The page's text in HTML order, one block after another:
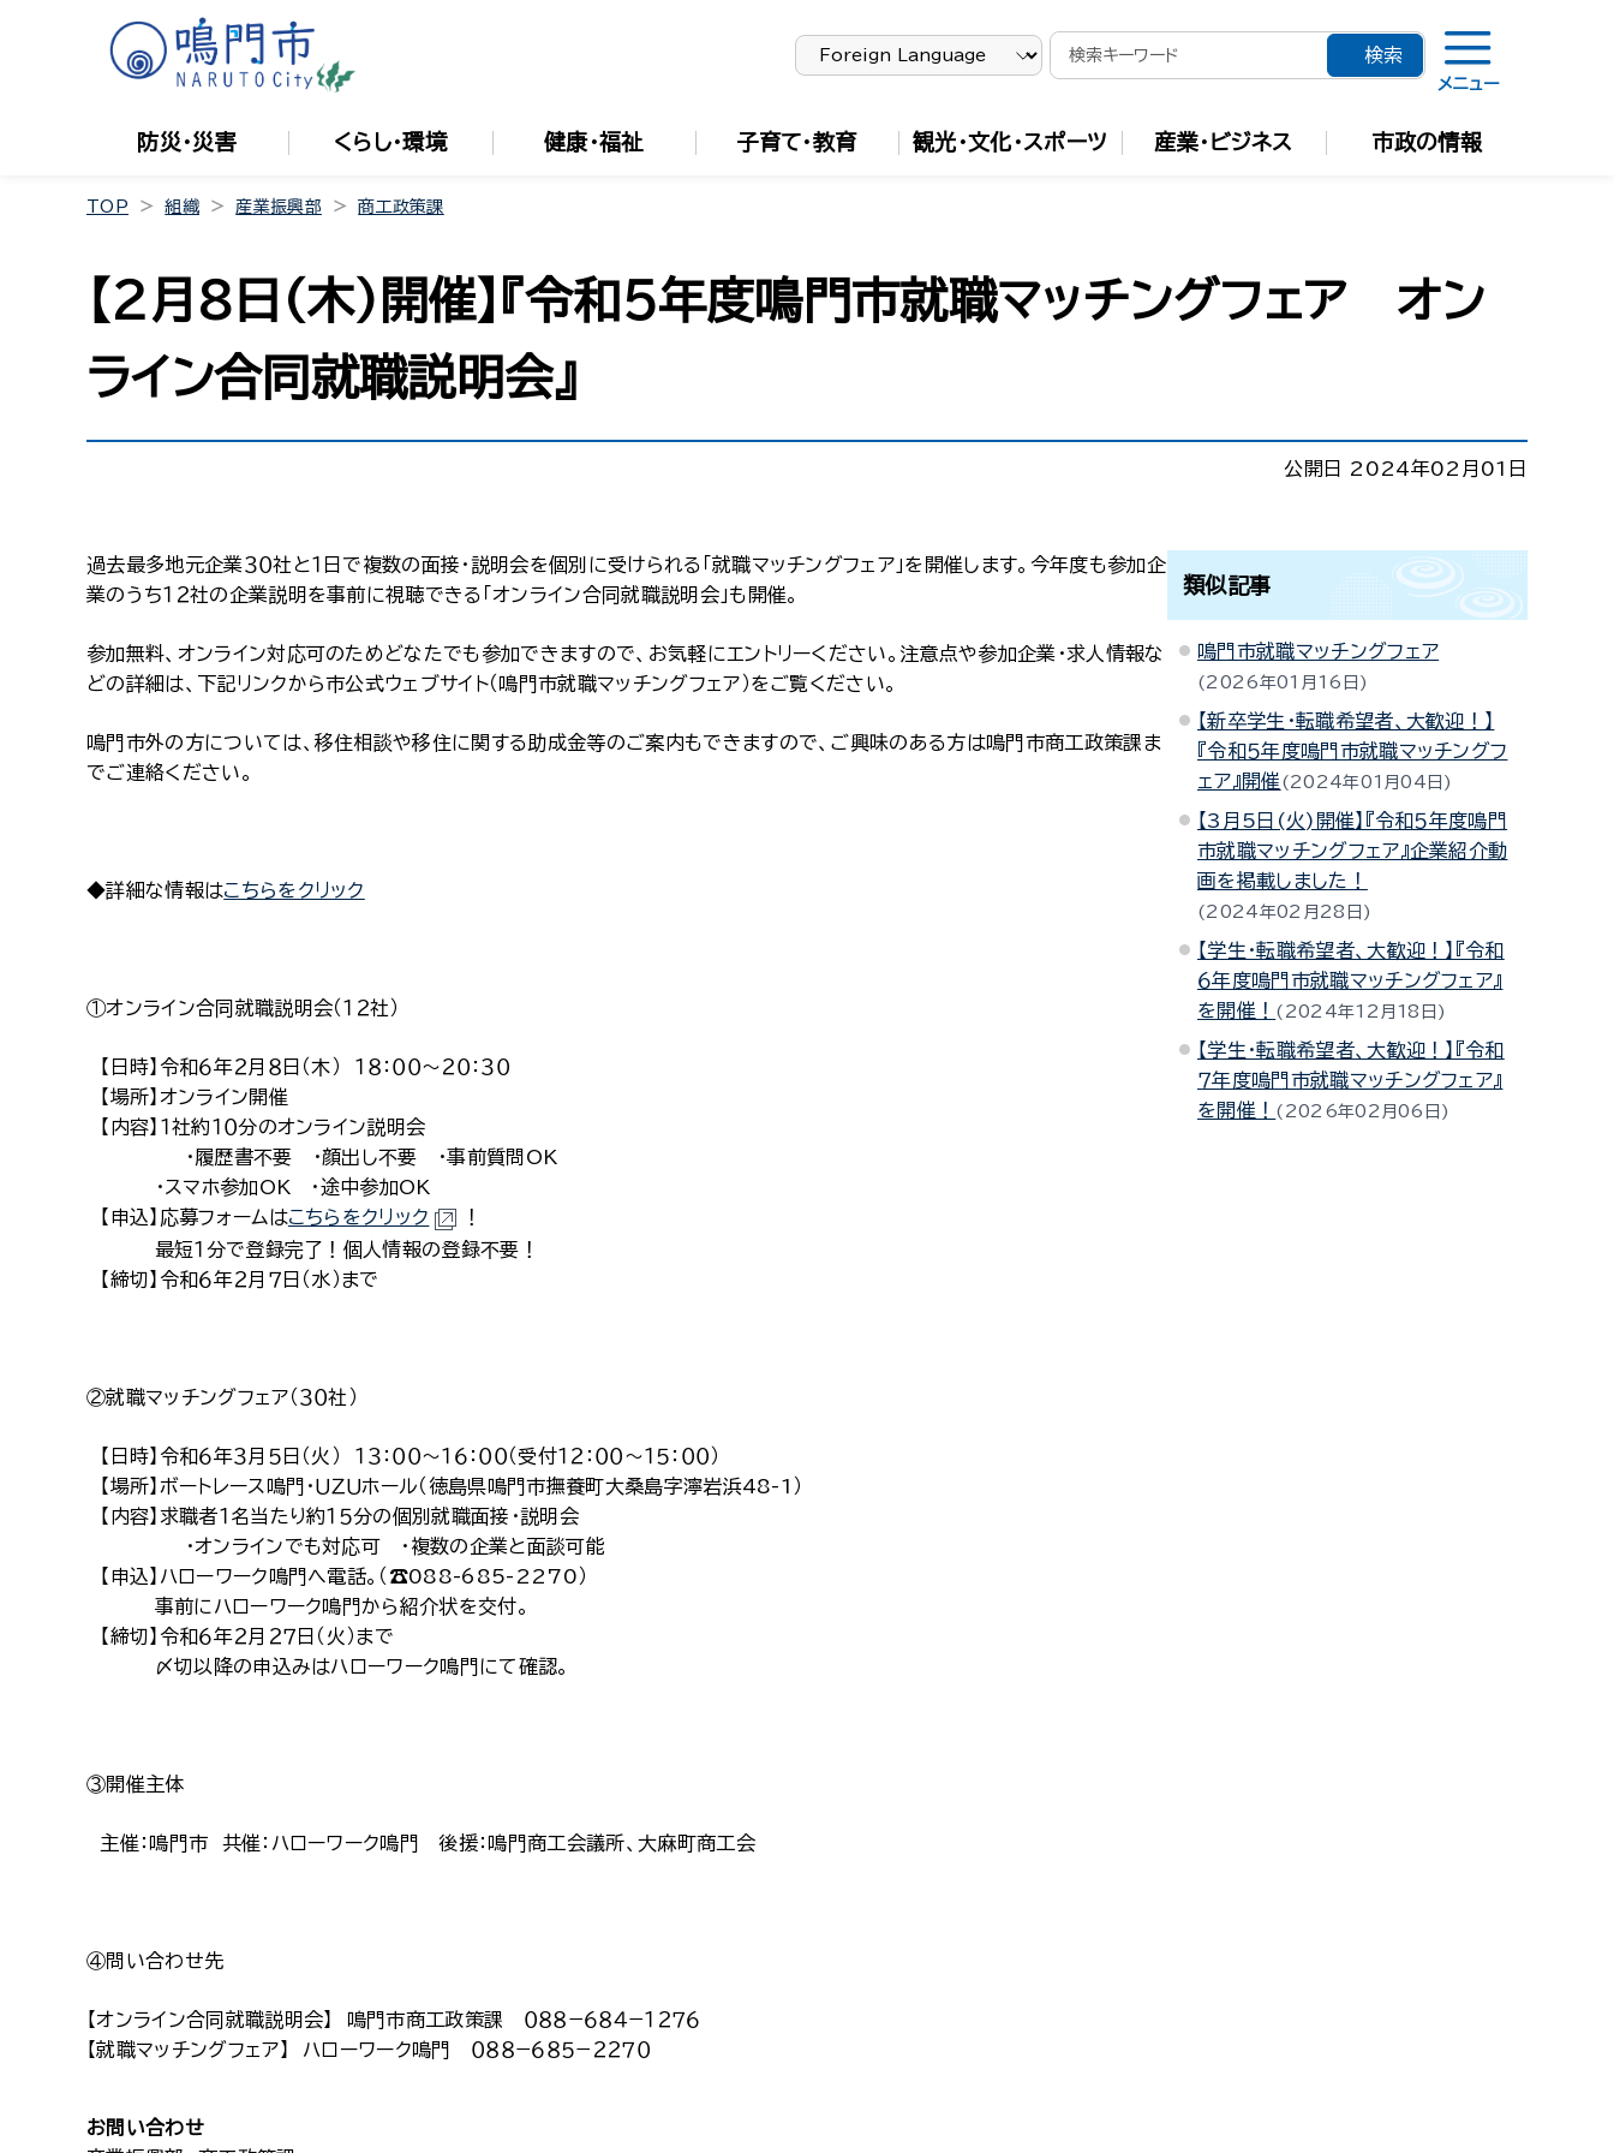
メニュー
防災・災害 くらし・環境 健康・福祉 子育て・教育 観光・文化・スポーツ 産業・ビジネス 市政の情報
TOP 組織 産業振興部 商工政策課
【2月8日(木)開催】『令和５年度鳴門市就職マッチングフェア オン
ライン合同就職説明会』
公開日 2024年02月01日
過去最多地元企業３０社と１日で複数の面接・説明会を個別に受けられる「就職マッチングフェア」を開催します。今年度も参加企
業のうち１２社の企業説明を事前に視聴できる「オンライン合同就職説明会」も開催。
参加無料、オンライン対応可のためどなたでも参加できますので、お気軽にエントリーください。注意点や参加企業・求人情報な
どの詳細は、下記リンクから市公式ウェブサイト（鳴門市就職マッチングフェア）をご覧ください。
鳴門市外の方については、移住相談や移住に関する助成金等のご案内もできますので、ご興味のある方は鳴門市商工政策課ま
でご連絡ください。
◆詳細な情報はこちらをクリック
①オンライン合同就職説明会（１２社）
【日時】令和６年２月８日（木） １８：００～２０：３０
【場所】オンライン開催
【内容】１社約１０分のオンライン説明会
・履歴書不要 ・顔出し不要 ・事前質問OK
・スマホ参加OK ・途中参加OK
【申込】応募フォームはこちらをクリック
！
最短１分で登録完了！個人情報の登録不要！
【締切】令和６年２月７日（水）まで
②就職マッチングフェア（３０社）
【日時】令和６年３月５日（火） １３：００～１６：００（受付１２：００～１５：００）
【場所】ボートレース鳴門・ＵＺＵホール（徳島県鳴門市撫養町大桑島字濘岩浜48-1）
【内容】求職者１名当たり約１５分の個別就職面接・説明会
・オンラインでも対応可 ・複数の企業と面談可能
【申込】ハローワーク鳴門へ電話。（☎088-685-2270）
事前にハローワーク鳴門から紹介状を交付。
【締切】令和６年２月２７日（火）まで
〆切以降の申込みはハローワーク鳴門にて確認。
③開催主体
主催：鳴門市 共催：ハローワーク鳴門 後援：鳴門商工会議所、大麻町商工会
④問い合わせ先
【オンライン合同就職説明会】 鳴門市商工政策課 ０８８−６８４−１２７６
【就職マッチングフェア】 ハローワーク鳴門 ０８８−６８５−２２７０
お問い合わせ
類似記事
鳴門市就職マッチングフェア
2026年01月16日
【新卒学生・転職希望者、大歓迎！】
『令和５年度鳴門市就職マッチングフ
ェア』開催
2024年01月04日
【3月5日(火)開催】『令和５年度鳴門
市就職マッチングフェア』企業紹介動
画を掲載しました！
2024年02月28日
【学生・転職希望者、大歓迎！】『令和
６年度鳴門市就職マッチングフェア』
を開催！
2024年12月18日
【学生・転職希望者、大歓迎！】『令和
７年度鳴門市就職マッチングフェア』
を開催！
2026年02月06日